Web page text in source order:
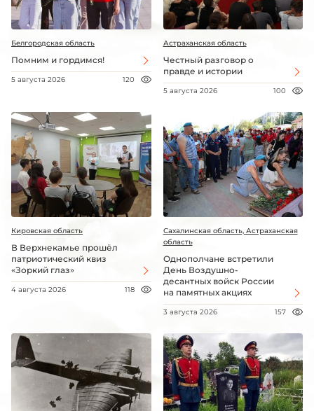
Белгородская область
Помним и гордимся!
5 августа 2026 120
Астраханская область
Честный разговор о
правде и истории
5 августа 2026 100
Кировская область
В Верхнекамье прошёл
патриотический квиз
«Зоркий глаз»
4 августа 2026 118
Сахалинская область, Астраханская
область
Однополчане встретили
День Воздушно-
десантных войск России
на памятных акциях
3 августа 2026 157